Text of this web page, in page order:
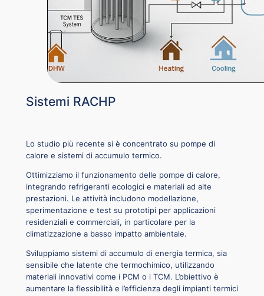
Sistemi RACHP
Lo studio più recente si è concentrato su pompe di
calore e sistemi di accumulo termico.
Ottimizziamo il funzionamento delle pompe di calore,
integrando refrigeranti ecologici e materiali ad alte
prestazioni. Le attività includono modellazione,
sperimentazione e test su prototipi per applicazioni
residenziali e commerciali, in particolare per la
climatizzazione a basso impatto ambientale.
Sviluppiamo sistemi di accumulo di energia termica, sia
sensibile che latente che termochimico, utilizzando
materiali innovativi come i PCM o i TCM. L’obiettivo è
aumentare la flessibilità e l’efficienza degli impianti termici